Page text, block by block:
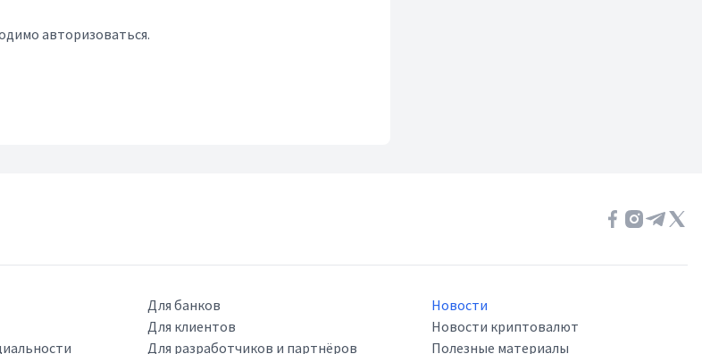
авторизоваться.
Для банков
Для клиентов
Для разработчиков и партнёров
Новости
Новости криптовалют
Полезные материалы